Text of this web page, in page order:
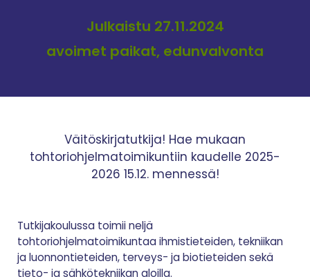
Julkaistu 27.11.2024
avoimet paikat, edunvalvonta
Väitöskirjatutkija! Hae mukaan
tohtoriohjelmatoimikuntiin kaudelle 2025-
2026 15.12. mennessä!
Tutkijakoulussa toimii neljä
tohtoriohjelmatoimikuntaa ihmistieteiden, tekniikan
ja luonnontieteiden, terveys- ja biotieteiden sekä
tieto- ja sähkötekniikan aloilla.